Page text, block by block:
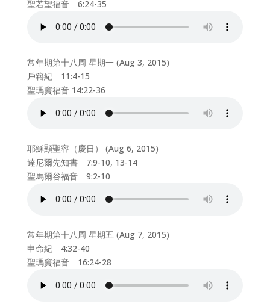
聖若望福音 6:24-35
常年期第十八周 星期一 (Aug 3, 2015)
戶籍紀 11:4-15
聖瑪竇福音 14:22-36
耶穌顯聖容（慶日） (Aug 6, 2015)
達尼爾先知書 7:9-10, 13-14
聖馬爾谷福音 9:2-10
常年期第十八周 星期五 (Aug 7, 2015)
申命紀 4:32-40
聖瑪竇福音 16:24-28